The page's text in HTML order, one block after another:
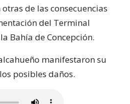
de las consecuencias
del Terminal
Bahía de Concepción.
manifestaron su
posibles daños.